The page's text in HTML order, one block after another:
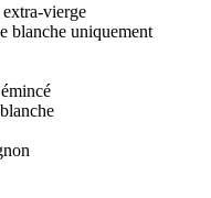
vierge
blanche uniquement